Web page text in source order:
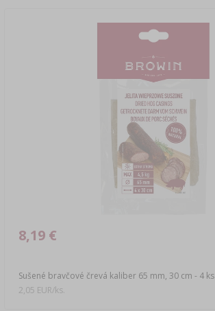
Sušené bravčové črevá kaliber 65 mm, 30 cm - 4 ks
8,19 €
2,05 EUR/ks.